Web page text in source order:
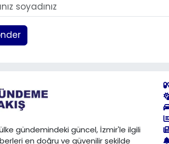
gündemindeki güncel, İzmir'le ilgili
en doğru ve güvenilir şekilde